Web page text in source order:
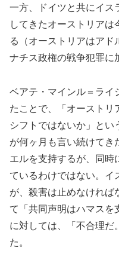
一方、ドイツと共にイス
してきたオーストリア
る（オーストリアはアド
ナチス政権の戦争犯罪に
ベアテ・マインル＝ライ
たことで、「オーストリ
シフトではないか」とい
が何ヶ月も言い続けてき
エルを支持するが、同時
ているわけではない。イ
が、殺害は止めなければ
て「共同声明はハマスを
に対しては、「不合理だ
た。